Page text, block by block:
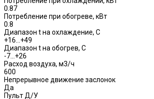
0.87
Потребление при обогреве, кВт
0.8
Диапазон t на охлаждение, С
+16…+49
Диапазон t на обогрев, С
-7...+26
Расход воздуха, м3/ч
600
Непрерывное движение заслонок
Да
Пульт Д/У